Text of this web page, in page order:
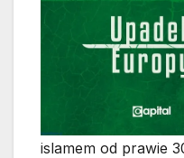
islamem od prawie